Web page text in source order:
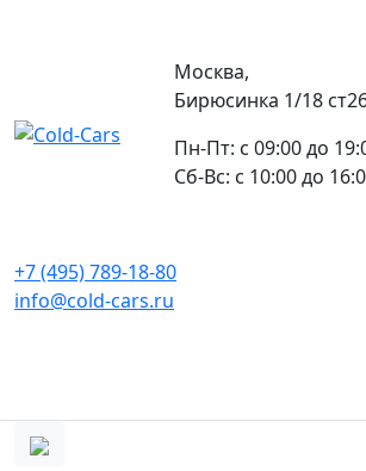
Москва,
Бирюсинка 1/18
Пн-Пт: с 09:00 до
Сб-Вс: с 10:00 до
+7 (495) 789-18-80
info@cold-cars.ru